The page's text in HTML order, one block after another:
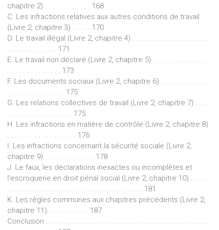
chapitre 2) . . . . . . . . . . . . 168
C. Les infractions relatives aux autres conditions de travail
(Livre 2, chapitre 3) . . . . . 170
D. Le travail illégal (Livre 2, chapitre 4) . . . . . . . . . . . . . . . . . . . .
. . . . . . . . . . . . . 171
E. Le travail non déclaré (Livre 2, chapitre 5) . . . . . . . . . . . . . . .
. . . . . . . . . . . . . . 173
F. Les documents sociaux (Livre 2, chapitre 6) . . . . . . . . . . . . .
. . . . . . . . . . . . . . . 175
G. Les relations collectives de travail (Livre 2, chapitre 7) . . . .
. . . . . . . . . . . . . . . . . 175
H. Les infractions en matière de contrôle (Livre 2, chapitre 8)
. . . . . . . . . . . . . . . . . . 176
I. Les infractions concernant la sécurité sociale (Livre 2,
chapitre 9) . . . . . . . . . . . . . 178
J. Le faux, les déclarations inexactes ou incomplètes et
l’escroquerie en droit pénal social (Livre 2, chapitre 10) . . . . .
. . . . . . . . . . . . . . . . . . . . . . . . . . . . . . . . . . . 181
K. Les règles communes aux chapitres précédents (Livre 2,
chapitre 11). . . . . . . . . . . 187
Conclusion . . . . . . . . . . . . . . . . . . . . . . . . . . . . . . . . . . . . . . . . . .